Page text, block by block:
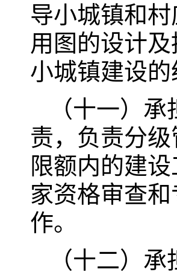
导小城镇和
用图的设计
小城镇建设
（十一）
责，负责分
限额内的建
家资格审查
作。
（十二）